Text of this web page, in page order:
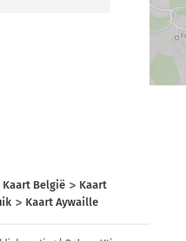
Kaart België
Kaart
Kaart Aywaille